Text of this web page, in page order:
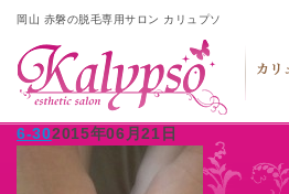
岡山 赤磐の脱毛専用サロン カリュプソ
6-302015年06月21日